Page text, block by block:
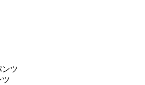
ンツ
ツ